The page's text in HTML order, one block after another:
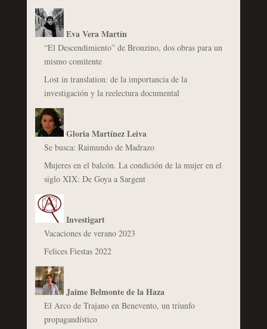
Eva Vera Martín
“El Descendimiento” de Bronzino, dos obras para un
mismo comitente
Lost in translation: de la importancia de la
investigación y la reelectura documental
Gloria Martínez Leiva
Se busca: Raimundo de Madrazo
Mujeres en el balcón. La condición de la mujer en el
siglo XIX: De Goya a Sargent
Investigart
Vacaciones de verano 2023
Felices Fiestas 2022
Jaime Belmonte de la Haza
El Arco de Trajano en Benevento, un triunfo
propagandístico